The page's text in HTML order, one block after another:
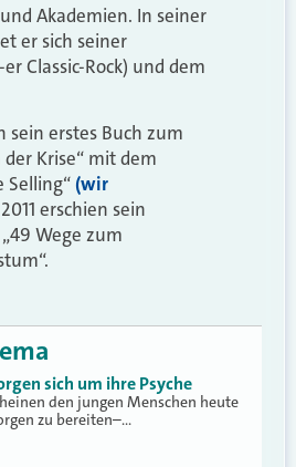
Akademien. In seiner
er sich seiner
Classic-Rock) und dem
sein erstes Buch zum
Krise“ mit dem
Selling“(wir
erschien sein
Wege zum
sich um ihre Psyche
den jungen Menschen heute
zu bereiten–…